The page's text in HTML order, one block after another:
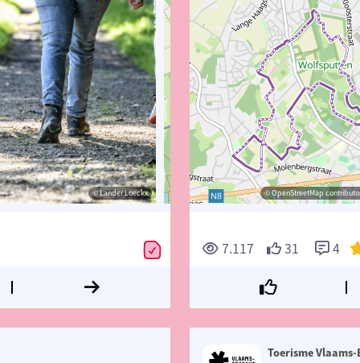
© Lander Loeckx © OpenStreetMap contributors,
© Lander Loeckx © OpenStreetMap
7.117 31 4
Toerisme